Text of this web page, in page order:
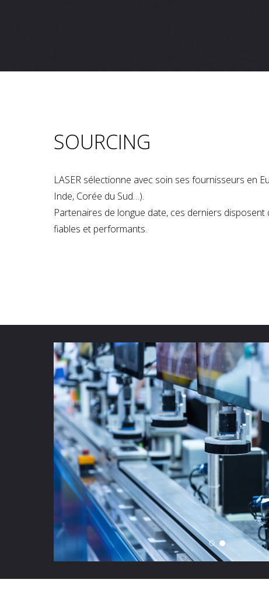
SOURCING
LASER sélectionne avec soin ses fournisseurs en
Inde, Corée du Sud…).
Partenaires de longue date, ces derniers
fiables et performants.